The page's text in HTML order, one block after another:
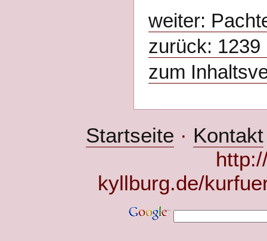
weiter:
zurück: 1239
zum
Startseite · Kontakt
kyllburg.de/